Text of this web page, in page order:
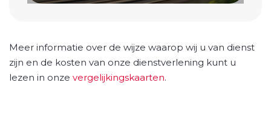
Meer informatie over de wijze waarop wij u van dienst
zijn en de kosten van onze dienstverlening kunt u
lezen in onze vergelijkingskaarten.